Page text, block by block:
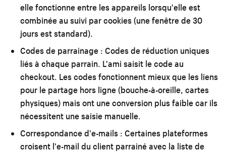
elle fonctionne entre les appareils lorsqu'elle est
combinée au suivi par cookies (une fenêtre de 30
jours est standard).
Codes de parrainage : Codes de réduction uniques
liés à chaque parrain. L'ami saisit le code au
checkout. Les codes fonctionnent mieux que les liens
pour le partage hors ligne (bouche-à-oreille, cartes
physiques) mais ont une conversion plus faible car ils
nécessitent une saisie manuelle.
Correspondance d'e-mails : Certaines plateformes
croisent l'e-mail du client parrainé avec la liste de